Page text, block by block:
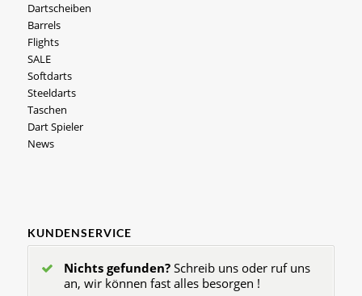
Dartscheiben
Barrels
Flights
SALE
Softdarts
Steeldarts
Taschen
Dart Spieler
News
KUNDENSERVICE
Nichts gefunden?Schreib uns oder ruf uns
an, wir können fast alles besorgen !